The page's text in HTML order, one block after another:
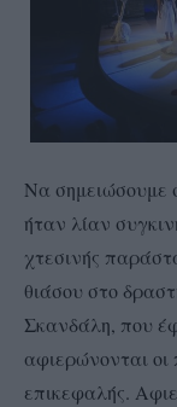
Να σημειώσουμε
ήταν λίαν
χτεσινής
θιάσου στο
Σκανδάλη, που
αφιερώνονται
επικεφαλής.